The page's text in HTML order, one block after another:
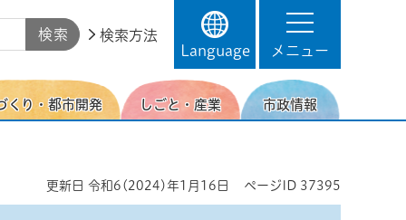
検索方法
Language
メニュー
くり・都市開発 しごと・産業 市政情報
更新日 令和6(2024)年1月16日 ページID 37395